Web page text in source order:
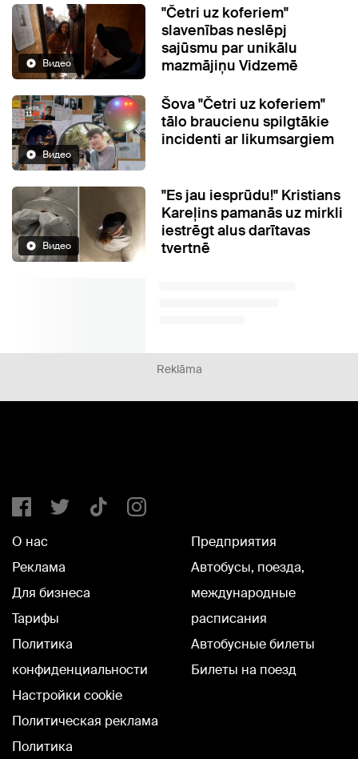
Видео
"Četri uz koferiem"
slavenības neslēpj
sajūsmu par unikālu
mazmājiņu Vidzemē
Видео
Šova "Četri uz koferiem"
tālo braucienu spilgtākie
incidenti ar likumsargiem
Видео
"Es jau iesprūdu!" Kristians
Kareļins pamanās uz mirkli
iestrēgt alus darītavas
tvertnē
Reklāma
О нас
Реклама
Для бизнеса
Тарифы
Политика
конфиденциальности
Настройки cookie
Политическая реклама
Политика
Предприятия
Автобусы, поезда,
международные
расписания
Автобусные билеты
Билеты на поезд